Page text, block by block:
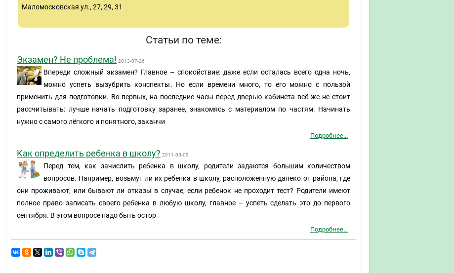
Маломосковская ул., 27, 29, 31
Статьи по теме:
Экзамен? Не проблема! 2013-07-26
Впереди сложный экзамен? Главное – спокойствие: даже если осталась всего одна ночь,
можно успеть вызубрить конспекты. Но если времени много, то его можно с пользой
применить для подготовки. Во-первых, на последние часы перед дверью кабинета всё же не стоит
рассчитывать: лучше начать подготовку заранее, знакомясь с материалом по частям. Начинать
нужно с самого лёгкого и понятного, заканчи
Подробнее...
Как определить ребенка в школу? 2011-05-05
Перед тем, как зачислить ребенка в школу, родители задаются большим количеством
вопросов. Например, возьмут ли их ребенка в школу, расположенную далеко от района, где
они проживают, или бывают ли отказы в случае, если ребенок не проходит тест? Родители имеют
полное право записать своего ребенка в любую школу, главное – успеть сделать это до первого
сентября. В этом вопросе надо быть остор
Подробнее...